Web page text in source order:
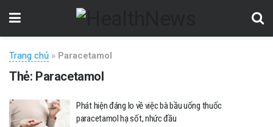
Trang chủ » Paracetamol
Thẻ: Paracetamol
Phát hiện đáng lo về việc bà bầu uống thuốc
paracetamol hạ sốt, nhức đầu